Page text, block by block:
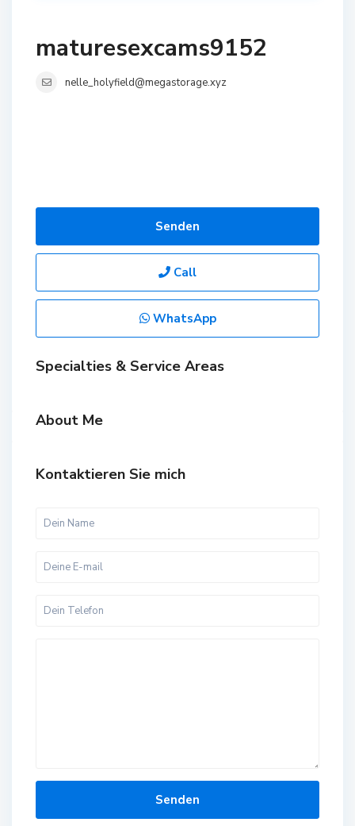
maturesexcams9152
nelle_holyfield@megastorage.xyz
Senden
Call
WhatsApp
Specialties & Service Areas
About Me
Kontaktieren Sie mich